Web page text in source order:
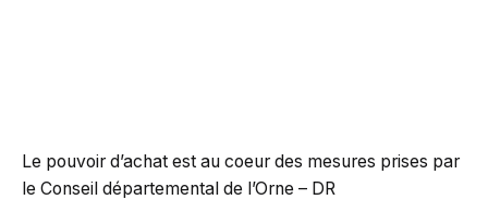
Le pouvoir d’achat est au coeur des mesures prises par
le Conseil départemental de l’Orne – DR